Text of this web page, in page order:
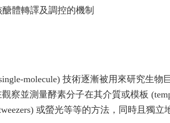
體轉譯及調控的機制
molecule) 技術逐漸被用來研究生
察並測量酵素分子在其介質或模板
或螢光等等的方法，同時且獨立